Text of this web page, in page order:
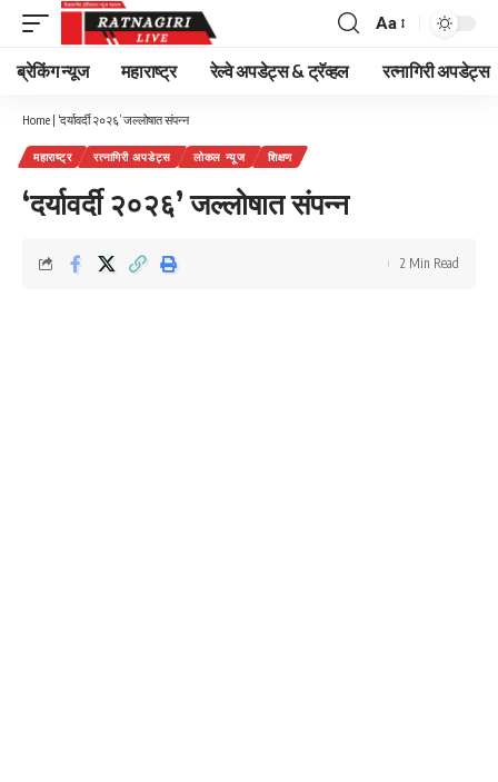
Font
Resizer
Aa
ब्रेकिंग न्यूज महाराष्ट्र रेल्वे अपडेट्स & ट्रॅव्हल रत्नागिरी अपडेट्स
Home | ‘दर्यावर्दी २०२६’ जल्लोषात संपन्न
महाराष्ट्र रत्नागिरी अपडेट्स लोकल न्यूज शिक्षण
‘दर्यावर्दी २०२६’ जल्लोषात संपन्न
2 Min Read